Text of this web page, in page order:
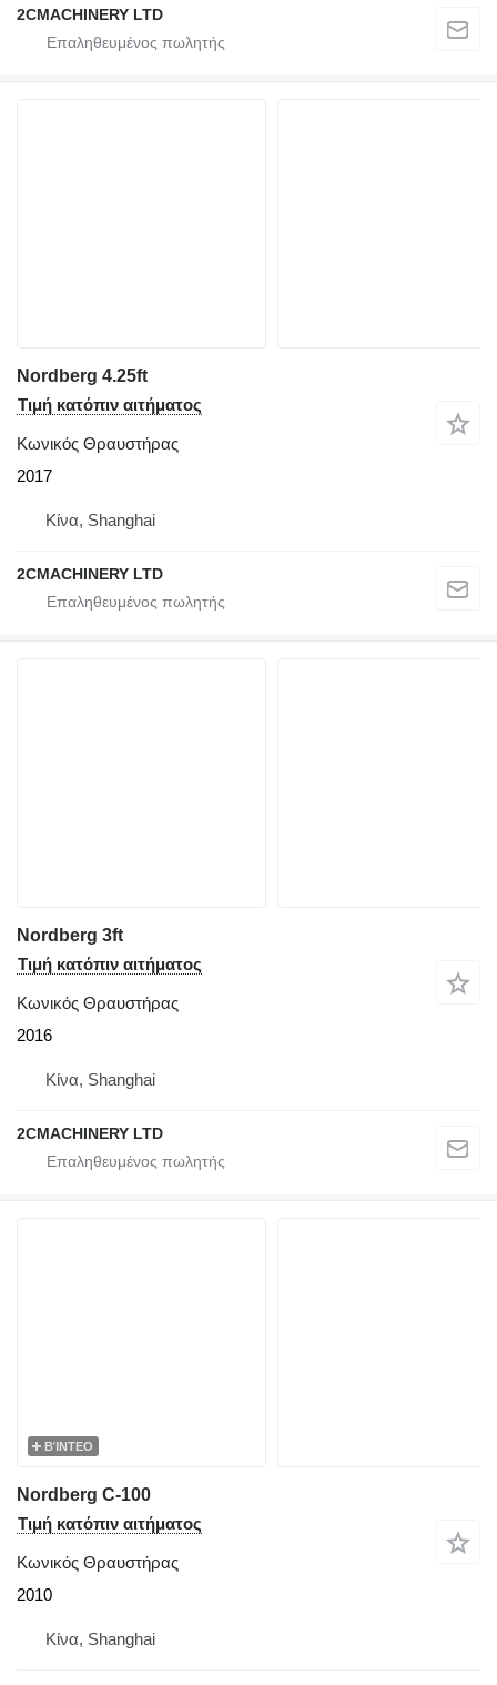
2CMACHINERY LTD
Nordberg 4.25ft
Τιμή κατόπιν αιτήματος
Κωνικός Θραυστήρας
2017
Κίνα, Shanghai
2CMACHINERY LTD
Nordberg 3ft
Τιμή κατόπιν αιτήματος
Κωνικός Θραυστήρας
2016
Κίνα, Shanghai
2CMACHINERY LTD
ΒΊΝΤΕΟ
Nordberg C-100
Τιμή κατόπιν αιτήματος
Κωνικός Θραυστήρας
2010
Κίνα, Shanghai